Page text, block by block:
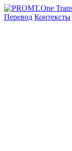
Перевод Контексты